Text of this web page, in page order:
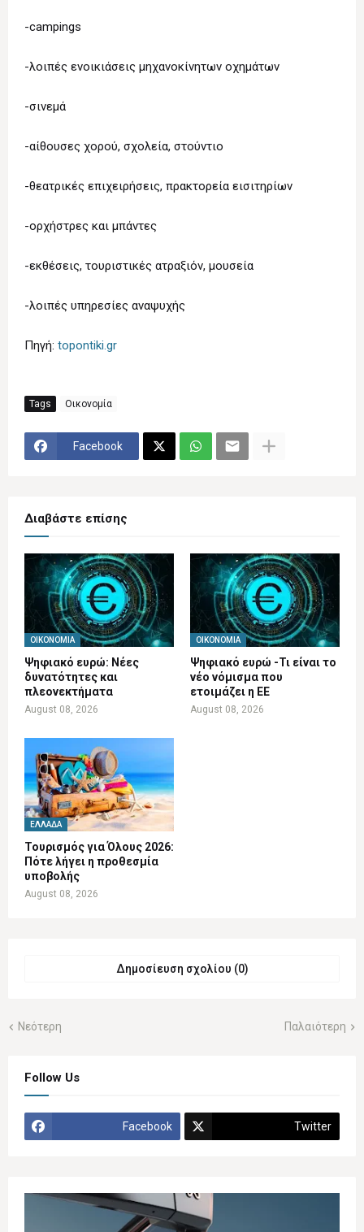
-campings
-λοιπές ενοικιάσεις μηχανοκίνητων οχημάτων
-σινεμά
-αίθουσες χορού, σχολεία, στούντιο
-θεατρικές επιχειρήσεις, πρακτορεία εισιτηρίων
-ορχήστρες και μπάντες
-εκθέσεις, τουριστικές ατραξιόν, μουσεία
-λοιπές υπηρεσίες αναψυχής
Πηγή: topontiki.gr
Tags Οικονομία
Facebook
Διαβάστε επίσης
ΟΙΚΟΝΟΜΊΑ
Ψηφιακό ευρώ: Νέες
δυνατότητες και
πλεονεκτήματα
August 08, 2026
ΟΙΚΟΝΟΜΊΑ
Ψηφιακό ευρώ -Τι είναι το
νέο νόμισμα που
ετοιμάζει η ΕΕ
August 08, 2026
ΕΛΛΆΔΑ
Τουρισμός για Όλους 2026:
Πότε λήγει η προθεσμία
υποβολής
August 08, 2026
Δημοσίευση σχολίου (0)
Νεότερη Παλαιότερη
Follow Us
Facebook Twitter